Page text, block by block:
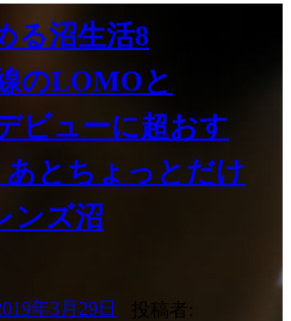
る沼生活8
のLOMOと
ビューに超おす
とちょっとだけ
ンズ沼
年3月29日 投稿者: